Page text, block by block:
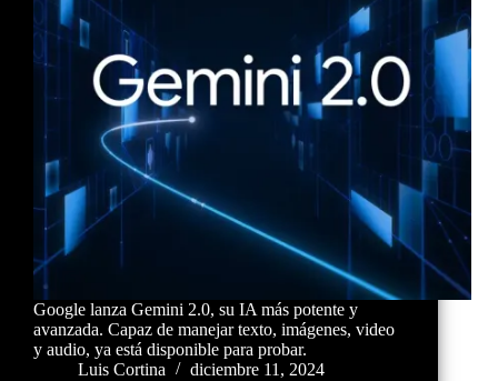
Google lanza Gemini 2.0, su IA más potente y
avanzada. Capaz de manejar texto, imágenes, video
y audio, ya está disponible para probar.
Luis Cortina
diciembre 11, 2024